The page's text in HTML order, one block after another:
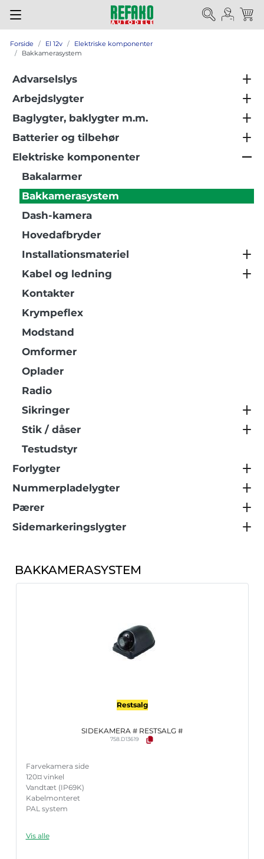
Forside El 12v
Elektriske komponenter
Bakkamerasystem
Advarselslys
Arbejdslygter
Baglygter, baklygter m.m.
Batterier og tilbehør
Elektriske komponenter
Bakalarmer
Bakkamerasystem
Dash-kamera
Hovedafbryder
Installationsmateriel
Kabel og ledning
Kontakter
Krympeflex
Modstand
Omformer
Oplader
Radio
Sikringer
Stik / dåser
Testudstyr
Forlygter
Nummerpladelygter
Pærer
Sidemarkeringslygter
BAKKAMERASYSTEM
Restsalg
SIDEKAMERA # RESTSALG #
758.D13619
Farvekamera side
120¤ vinkel
Vandtæt (IP69K)
Kabelmonteret
PAL system
Vis alle